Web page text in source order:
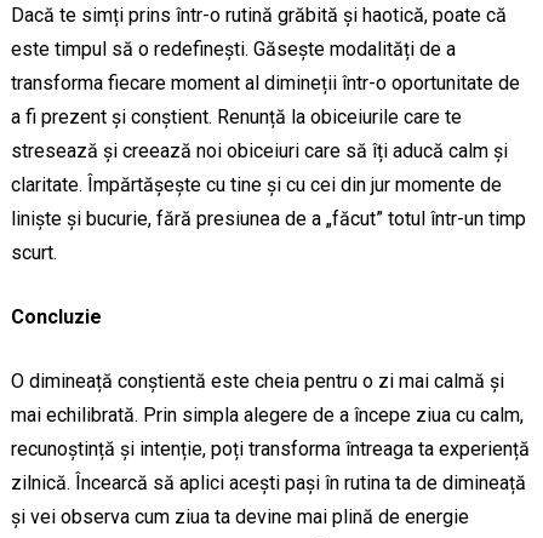
Dacă te simți prins într-o rutină grăbită și haotică, poate că
este timpul să o redefinești. Găsește modalități de a
transforma fiecare moment al dimineții într-o oportunitate de
a fi prezent și conștient. Renunță la obiceiurile care te
stresează și creează noi obiceiuri care să îți aducă calm și
claritate. Împărtășește cu tine și cu cei din jur momente de
liniște și bucurie, fără presiunea de a „făcut” totul într-un timp
scurt.
Concluzie
O dimineață conștientă este cheia pentru o zi mai calmă și
mai echilibrată. Prin simpla alegere de a începe ziua cu calm,
recunoștință și intenție, poți transforma întreaga ta experiență
zilnică. Încearcă să aplici acești pași în rutina ta de dimineață
și vei observa cum ziua ta devine mai plină de energie